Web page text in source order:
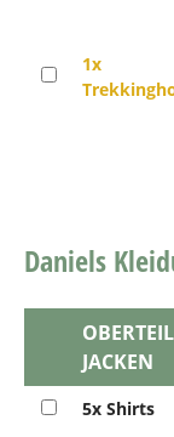
1x
Daniels
JACKEN
5x Shirts